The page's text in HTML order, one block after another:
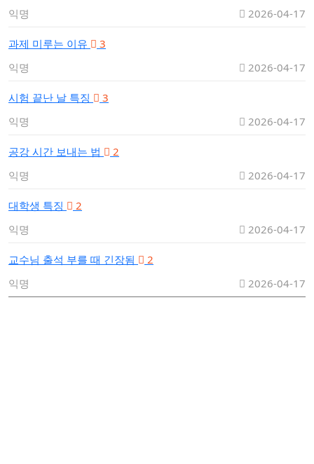
익명
2026-04-17
과제 미루는 이유
3
익명
2026-04-17
시험 끝난 날 특징
3
익명
2026-04-17
공강 시간 보내는 법
2
익명
2026-04-17
대학생 특징
2
익명
2026-04-17
교수님 출석 부를 때 긴장됨
2
익명
2026-04-17